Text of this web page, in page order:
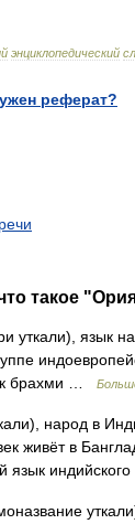
энциклопедический
реферат?
такое
уткали), язык
брахми …
народ в
живёт в
язык